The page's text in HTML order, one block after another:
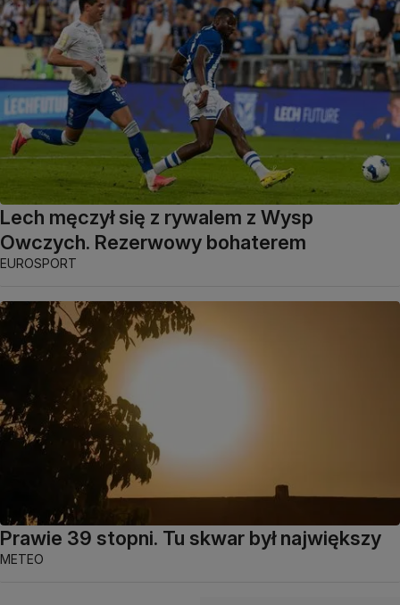
Lech męczył się z rywalem z Wysp
Owczych. Rezerwowy bohaterem
EUROSPORT
Prawie 39 stopni. Tu skwar był największy
METEO